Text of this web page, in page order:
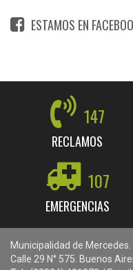
ESTAMOS EN
147
RECLAMOS
107
EMERGENCIAS
Municipalidad de Mercedes.
Calle 29 N° 575. Buenos